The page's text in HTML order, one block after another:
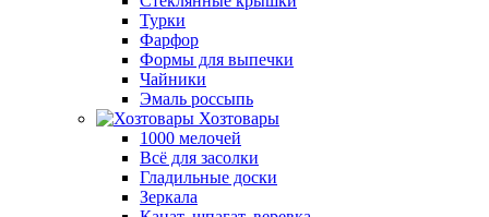
Турки
Фарфор
Формы для выпечки
Чайники
Эмаль россыпь
Хозтовары
1000 мелочей
Всё для засолки
Гладильные доски
Зеркала